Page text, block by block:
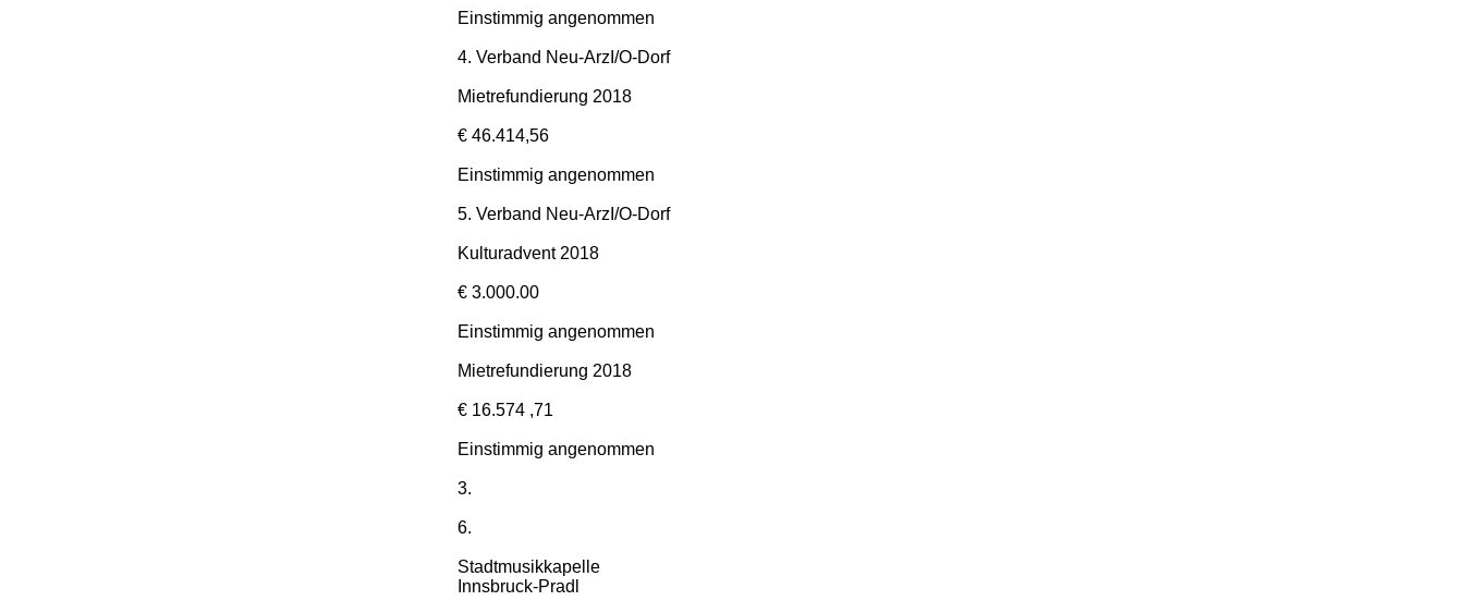
Einstimmig angenommen
4. Verband Neu-ArzI/O-Dorf
Mietrefundierung 2018
€ 46.414,56
Einstimmig angenommen
5. Verband Neu-ArzI/O-Dorf
Kulturadvent 2018
€ 3.000.00
Einstimmig angenommen
Mietrefundierung 2018
€ 16.574 ,71
Einstimmig angenommen
3.
6.
Stadtmusikkapelle
Innsbruck-Pradl